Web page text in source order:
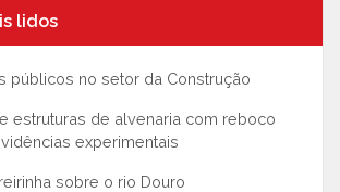
lidos
públicos no setor da Construção
estruturas de alvenaria com reboco
experimentais
sobre o rio Douro